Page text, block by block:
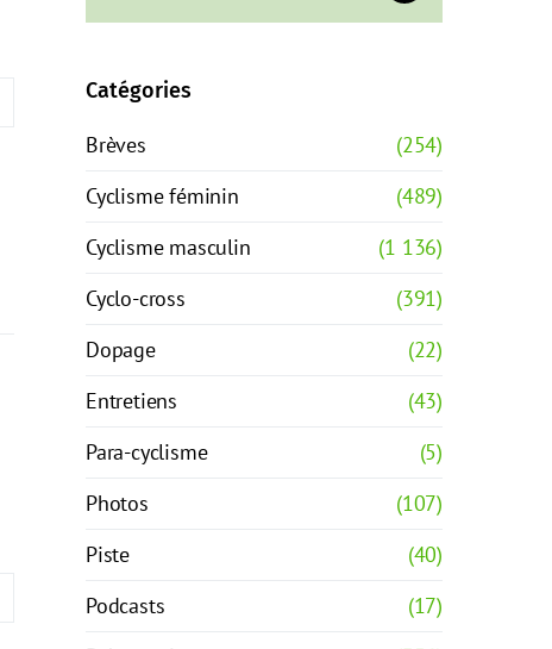
Catégories
Brèves
(254)
Cyclisme féminin
(489)
Cyclisme masculin
(1 136)
Cyclo-cross
(391)
Dopage
(22)
Entretiens
(43)
Para-cyclisme
(5)
Photos
(107)
Piste
(40)
Podcasts
(17)